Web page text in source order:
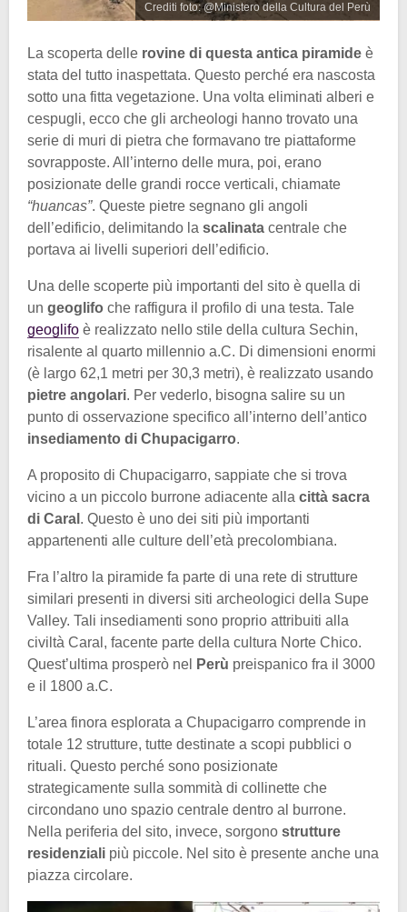
Crediti foto: @Ministero della Cultura del Perù
La scoperta delle rovine di questa antica piramide è
stata del tutto inaspettata. Questo perché era nascosta
sotto una fitta vegetazione. Una volta eliminati alberi e
cespugli, ecco che gli archeologi hanno trovato una
serie di muri di pietra che formavano tre piattaforme
sovrapposte. All’interno delle mura, poi, erano
posizionate delle grandi rocce verticali, chiamate
“huancas”. Queste pietre segnano gli angoli
dell’edificio, delimitando la scalinata centrale che
portava ai livelli superiori dell’edificio.
Una delle scoperte più importanti del sito è quella di
un geoglifo che raffigura il profilo di una testa. Tale
geoglifo è realizzato nello stile della cultura Sechin,
risalente al quarto millennio a.C. Di dimensioni enormi
(è largo 62,1 metri per 30,3 metri), è realizzato usando
pietre angolari. Per vederlo, bisogna salire su un
punto di osservazione specifico all’interno dell’antico
insediamento di Chupacigarro.
A proposito di Chupacigarro, sappiate che si trova
vicino a un piccolo burrone adiacente alla città sacra
di Caral . Questo è uno dei siti più importanti
appartenenti alle culture dell’età precolombiana.
Fra l’altro la piramide fa parte di una rete di strutture
similari presenti in diversi siti archeologici della Supe
Valley. Tali insediamenti sono proprio attribuiti alla
civiltà Caral, facente parte della cultura Norte Chico.
Quest’ultima prosperò nel
Perù preispanico fra il 3000
e il 1800 a.C.
L’area finora esplorata a Chupacigarro comprende in
totale 12 strutture, tutte destinate a scopi pubblici o
rituali. Questo perché sono posizionate
strategicamente sulla sommità di collinette che
circondano uno spazio centrale dentro al burrone.
Nella periferia del sito, invece, sorgono strutture
residenziali più piccole. Nel sito è presente anche una
piazza circolare.